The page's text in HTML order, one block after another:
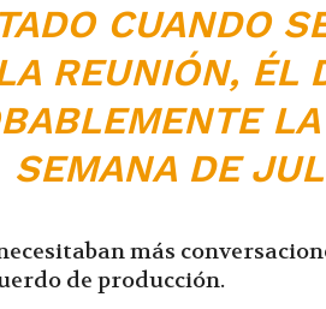
CUANDO
REUNIÓN, ÉL
SEMANA DE
más
de producción.